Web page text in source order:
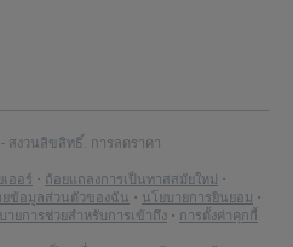
สงวนลิขสิทธิ์. การลดราคา
ออร์ • ถ้อยแถลงการเป็นทาสสมัยใหม่ •
ยข้อมูลส่วนตัวของฉัน • นโยบายการยินยอม •
ายการช่วยสำหรับการเข้าถึง • การตั้งค่าคุกกี้